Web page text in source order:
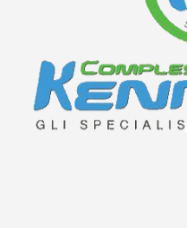
Moderno centro
pratica del gioco del
erbetta sintetica di
4 campi a 7, 2 campi